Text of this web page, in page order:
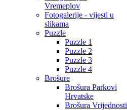
Vremeplov
Fotogalerije - vijesti u
slikama
Puzzle
Puzzle 1
Puzzle 2
Puzzle 3
Puzzle 4
Brošure
Brošura Parkovi
Hrvatske
Brošura Vrijednosti